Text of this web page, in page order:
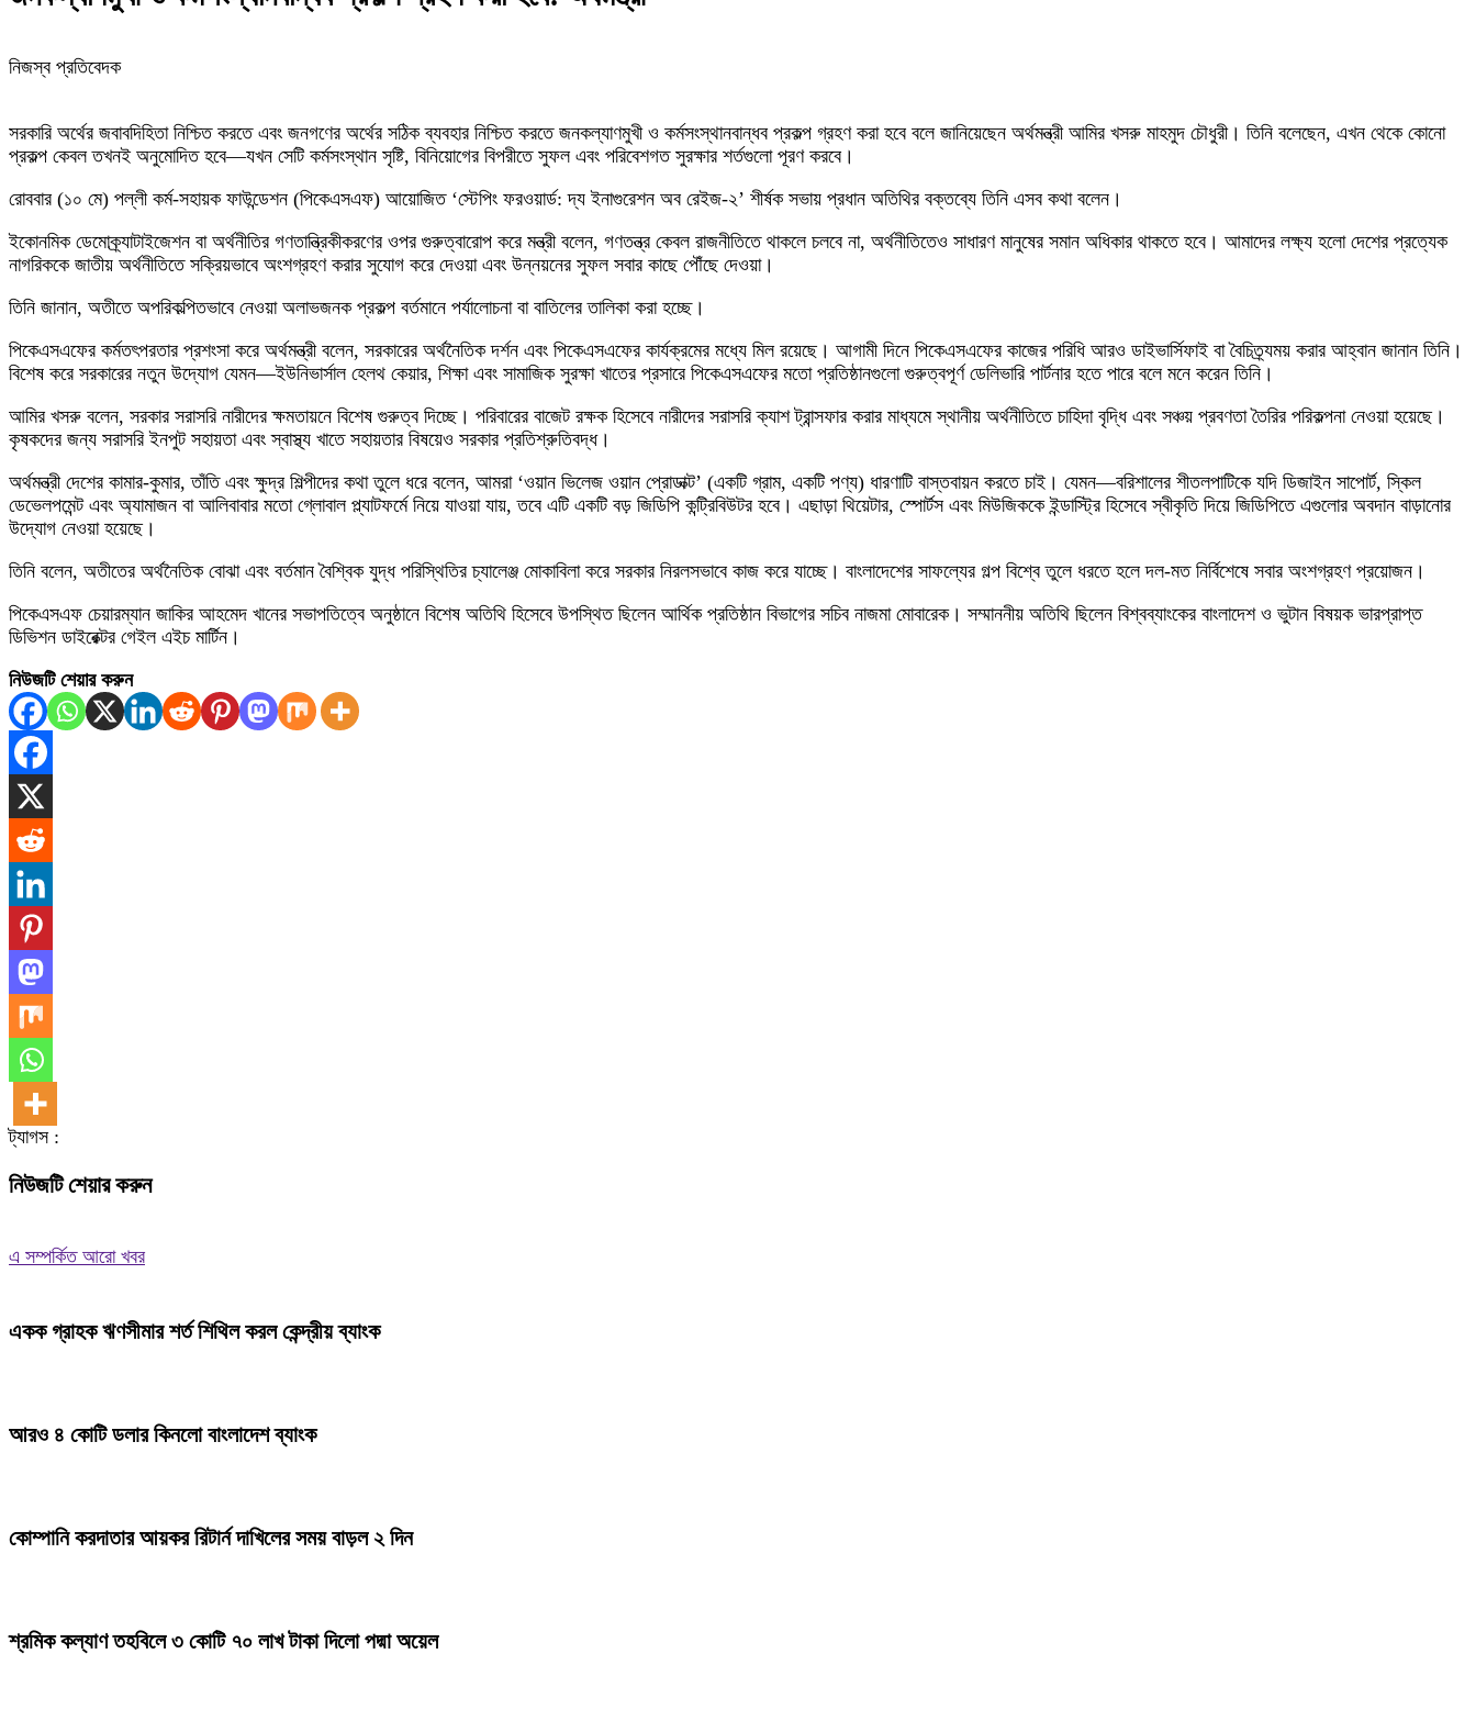
নিজস্ব প্রতিবেদক
সরকারি অর্থের জবাবদিহিতা নিশ্চিত করতে এবং জনগণের অর্থের সঠিক ব্যবহার নিশ্চিত করতে জনকল্যাণমুখী ও কর্মসংস্থানবান্ধব প্রকল্প গ্রহণ করা হবে বলে জানিয়েছেন অর্থমন্ত্রী আমির খসরু মাহমুদ চৌধুরী। তিনি বলেছেন, এখন থেকে কোনো
প্রকল্প কেবল তখনই অনুমোদিত হবে—যখন সেটি কর্মসংস্থান সৃষ্টি, বিনিয়োগের বিপরীতে সুফল এবং পরিবেশগত সুরক্ষার শর্তগুলো পূরণ করবে।
রোববার (১০ মে) পল্লী কর্ম-সহায়ক ফাউন্ডেশন (পিকেএসএফ) আয়োজিত ‘স্টেপিং ফরওয়ার্ড: দ্য ইনাগুরেশন অব রেইজ-২’ শীর্ষক সভায় প্রধান অতিথির বক্তব্যে তিনি এসব কথা বলেন।
ইকোনমিক ডেমোক্র্যাটাইজেশন বা অর্থনীতির গণতান্ত্রিকীকরণের ওপর গুরুত্বারোপ করে মন্ত্রী বলেন, গণতন্ত্র কেবল রাজনীতিতে থাকলে চলবে না, অর্থনীতিতেও সাধারণ মানুষের সমান অধিকার থাকতে হবে। আমাদের লক্ষ্য হলো দেশের প্রত্যেক
নাগরিককে জাতীয় অর্থনীতিতে সক্রিয়ভাবে অংশগ্রহণ করার সুযোগ করে দেওয়া এবং উন্নয়নের সুফল সবার কাছে পৌঁছে দেওয়া।
তিনি জানান, অতীতে অপরিকল্পিতভাবে নেওয়া অলাভজনক প্রকল্প বর্তমানে পর্যালোচনা বা বাতিলের তালিকা করা হচ্ছে।
পিকেএসএফের কর্মতৎপরতার প্রশংসা করে অর্থমন্ত্রী বলেন, সরকারের অর্থনৈতিক দর্শন এবং পিকেএসএফের কার্যক্রমের মধ্যে মিল রয়েছে। আগামী দিনে পিকেএসএফের কাজের পরিধি আরও ডাইভার্সিফাই বা বৈচিত্র্যময় করার আহ্বান জানান তিনি।
বিশেষ করে সরকারের নতুন উদ্যোগ যেমন—ইউনিভার্সাল হেলথ কেয়ার, শিক্ষা এবং সামাজিক সুরক্ষা খাতের প্রসারে পিকেএসএফের মতো প্রতিষ্ঠানগুলো গুরুত্বপূর্ণ ডেলিভারি পার্টনার হতে পারে বলে মনে করেন তিনি।
আমির খসরু বলেন, সরকার সরাসরি নারীদের ক্ষমতায়নে বিশেষ গুরুত্ব দিচ্ছে। পরিবারের বাজেট রক্ষক হিসেবে নারীদের সরাসরি ক্যাশ ট্রান্সফার করার মাধ্যমে স্থানীয় অর্থনীতিতে চাহিদা বৃদ্ধি এবং সঞ্চয় প্রবণতা তৈরির পরিকল্পনা নেওয়া হয়েছে।
কৃষকদের জন্য সরাসরি ইনপুট সহায়তা এবং স্বাস্থ্য খাতে সহায়তার বিষয়েও সরকার প্রতিশ্রুতিবদ্ধ।
অর্থমন্ত্রী দেশের কামার-কুমার, তাঁতি এবং ক্ষুদ্র শিল্পীদের কথা তুলে ধরে বলেন, আমরা ‘ওয়ান ভিলেজ ওয়ান প্রোডাক্ট’ (একটি গ্রাম, একটি পণ্য) ধারণাটি বাস্তবায়ন করতে চাই। যেমন—বরিশালের শীতলপাটিকে যদি ডিজাইন সাপোর্ট, স্কিল
ডেভেলপমেন্ট এবং অ্যামাজন বা আলিবাবার মতো গ্লোবাল প্ল্যাটফর্মে নিয়ে যাওয়া যায়, তবে এটি একটি বড় জিডিপি কন্ট্রিবিউটর হবে। এছাড়া থিয়েটার, স্পোর্টস এবং মিউজিককে ইন্ডাস্ট্রি হিসেবে স্বীকৃতি দিয়ে জিডিপিতে এগুলোর অবদান বাড়ানোর
উদ্যোগ নেওয়া হয়েছে।
তিনি বলেন, অতীতের অর্থনৈতিক বোঝা এবং বর্তমান বৈশ্বিক যুদ্ধ পরিস্থিতির চ্যালেঞ্জ মোকাবিলা করে সরকার নিরলসভাবে কাজ করে যাচ্ছে। বাংলাদেশের সাফল্যের গল্প বিশ্বে তুলে ধরতে হলে দল-মত নির্বিশেষে সবার অংশগ্রহণ প্রয়োজন।
পিকেএসএফ চেয়ারম্যান জাকির আহমেদ খানের সভাপতিত্বে অনুষ্ঠানে বিশেষ অতিথি হিসেবে উপস্থিত ছিলেন আর্থিক প্রতিষ্ঠান বিভাগের সচিব নাজমা মোবারেক। সম্মাননীয় অতিথি ছিলেন বিশ্বব্যাংকের বাংলাদেশ ও ভুটান বিষয়ক ভারপ্রাপ্ত
ডিভিশন ডাইরেক্টর গেইল এইচ মার্টিন।
নিউজটি শেয়ার করুন
ট্যাগস :
নিউজটি শেয়ার করুন
এ সম্পর্কিত আরো খবর
একক গ্রাহক ঋণসীমার শর্ত শিথিল করল কেন্দ্রীয় ব্যাংক
আরও ৪ কোটি ডলার কিনলো বাংলাদেশ ব্যাংক
কোম্পানি করদাতার আয়কর রিটার্ন দাখিলের সময় বাড়ল ২ দিন
শ্রমিক কল্যাণ তহবিলে ৩ কোটি ৭০ লাখ টাকা দিলো পদ্মা অয়েল